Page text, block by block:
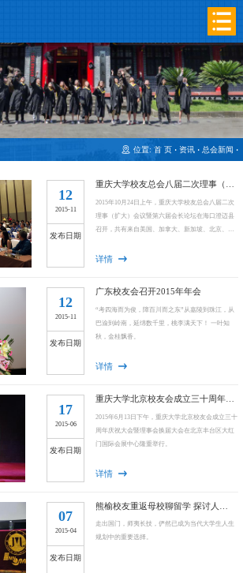
位置:首 页 · 资讯 · 总会新闻 ·
12
2015-11
发布日期
2015年10月24日上午，重庆大学校友总会八届二次
理事（扩大）会议暨第六届会长论坛在海口澄迈县
召开，共有来自美国、加拿大、新加坡、北京、上
于此，聚焦母校发展，交流...
详情
12
2015-11
发布日期
广东校友会召开2015年年会
“考四海而为俊，障百川而之东”从嘉陵到珠江，从
巴渝到岭南，延绵数千里，桃李满天下！ 一叶知
秋，金桂飘香。
详情
17
2015-06
发布日期
2015年6月13日下午，重庆大学北京校友会成立三十
周年庆祝大会暨理事会换届大会在北京丰台区大红
门国际会展中心隆重举行。
详情
07
2015-04
发布日期
走出国门，师夷长技，俨然已成为当代大学生人生
规划中的重要选择。